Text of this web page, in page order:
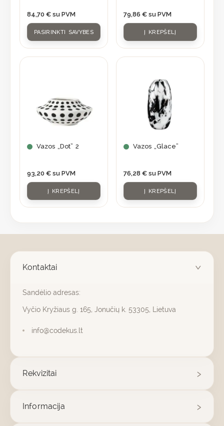
84,70 € su PVM
PASIRINKTI SAVYBES
chosen
on
the
product
page
79,86 € su PVM
Į KREPŠELĮ
Vazos „Dot” 2
93,20 € su PVM
Į KREPŠELĮ
Vazos „Glace”
76,28 € su PVM
Į KREPŠELĮ
Kontaktai
Sandėlio adresas:
Vyčio Kryžiaus g. 165, Jonučių k. 53305, Lietuva
info@codekus.lt
Rekvizitai
Informacija